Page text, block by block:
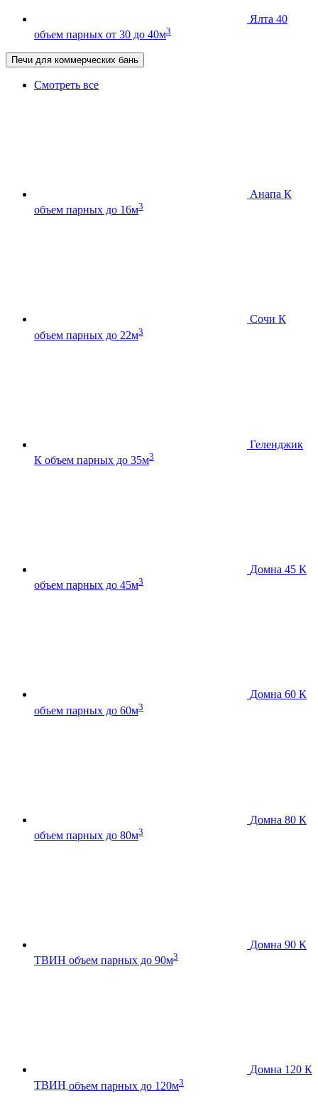
Ялта 40
объем парных от 30 до 40м3
Печи для коммерческих бань
Смотреть все
Анапа К
объем парных до 16м3
Сочи К
объем парных до 22м3
Геленджик
К объем парных до 35м3
Домна 45 К
объем парных до 45м3
Домна 60 К
объем парных до 60м3
Домна 80 К
объем парных до 80м3
Домна 90 К
ТВИН объем парных до 90м3
Домна 120 К
ТВИН объем парных до 120м3